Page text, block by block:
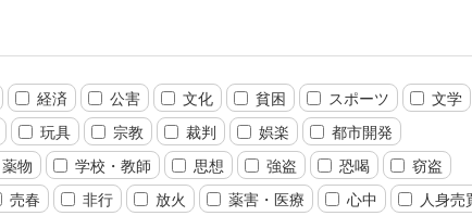
経済 公害 文化 貧困 スポーツ
文学
玩具 宗教 裁判 娯楽
都市開発
薬物 学校・教師 思想 強盗 恐喝
窃盗
売春 非行 放火 薬害・医療 心中 人身売